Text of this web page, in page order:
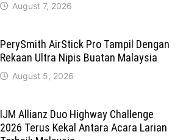
August 7, 2026
PerySmith AirStick Pro Tampil Dengan
Rekaan Ultra Nipis Buatan Malaysia
August 5, 2026
IJM Allianz Duo Highway Challenge
2026 Terus Kekal Antara Acara Larian